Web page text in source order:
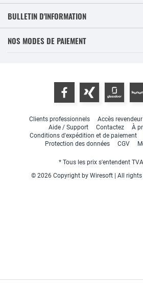
BULLETIN D'INFORMATION
NOS MODES DE PAIEMENT
Clients professionnels Accès revendeur
Aide / Support
Contactez
À
Conditions d'expédition et de paiement
Protection des données
CGV
* Tous les prix s'entendent
© 2026 Copyright by Wiresoft | All rights